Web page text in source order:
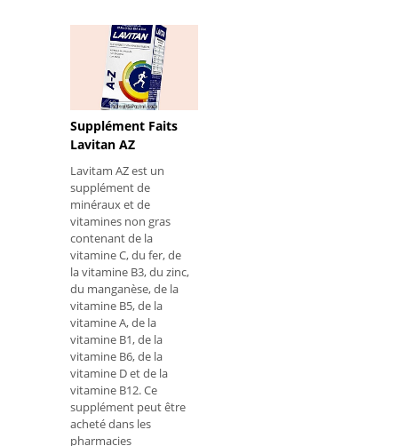
Supplément Faits
Lavitan AZ
Lavitam AZ est un
supplément de
minéraux et de
vitamines non gras
contenant de la
vitamine C, du fer, de
la vitamine B3, du zinc,
du manganèse, de la
vitamine B5, de la
vitamine A, de la
vitamine B1, de la
vitamine B6, de la
vitamine D et de la
vitamine B12. Ce
supplément peut être
acheté dans les
pharmacies